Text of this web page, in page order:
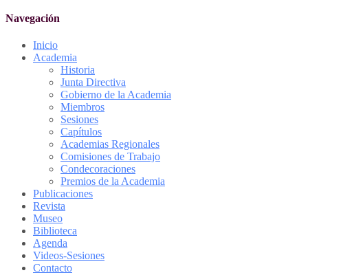
Navegación
Inicio
Academia
Historia
Junta Directiva
Gobierno de la Academia
Miembros
Sesiones
Capítulos
Academias Regionales
Comisiones de Trabajo
Condecoraciones
Premios de la Academia
Publicaciones
Revista
Museo
Biblioteca
Agenda
Videos-Sesiones
Contacto